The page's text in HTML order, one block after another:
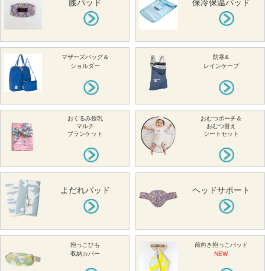
腰パッド 保冷保温パッド
マザーズバッグ＆
ショルダー
防寒&
レインケープ
おくるみ授乳
マルチ
ブランケット
おむつポーチ＆
おむつ替え
シートセット
よだれパッド ヘッドサポート
抱っこひも
収納カバー
前向き抱っこパッド
NEW